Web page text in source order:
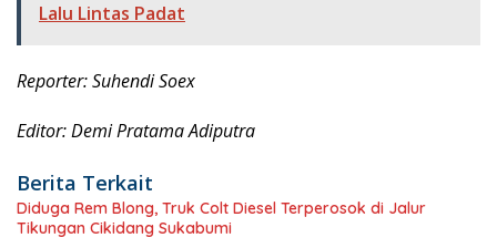
Lalu Lintas Padat
Reporter: Suhendi Soex
Editor: Demi Pratama Adiputra
Berita Terkait
Diduga Rem Blong, Truk Colt Diesel Terperosok di Jalur
Tikungan Cikidang Sukabumi